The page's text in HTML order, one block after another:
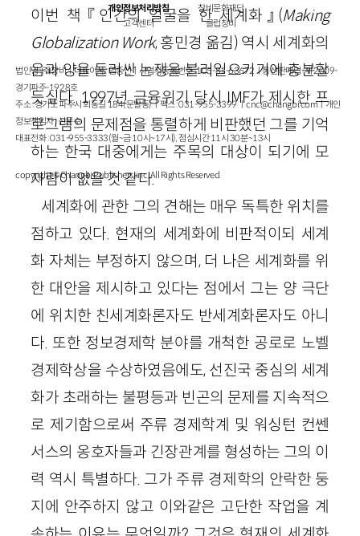
이번 책 『인간의 얼굴을 한 세계화』(Making
Globalization Work, 홍민경 옮김) 역시 세계화의
음과 양을 둘러싼 논쟁을 불러일으키기에 충분할
듯싶다. 1997년 금융위기 당시 IMF가 제시한 프
로그램의 문제점을 통렬하게 비판했던 그를 기억
하는 한국 대중에게는 주목의 대상이 되기에 모
자람이 없을 것 같다.
세계화에 관한 그의 견해는 매우 독특한 위치를
점하고 있다. 현재의 세계화에 비판적이되 세계
화 자체는 부정하지 않으며, 더 나은 세계화를 위
한 대안을 제시하고 있다는 점에서 그는 양 극단
에 위치한 친세계화론자도 반세계화론자도 아니
다. 또한 정보경제학 분야를 개척한 공로로 노벨
경제학상을 수상하였음에도, 선진국 중심의 세계
화가 초래하는 불평등과 빈곤의 문제를 지속적으
로 제기함으로써 주류 경제학계 및 워싱턴 컨쎈
서스의 옹호자들과 긴장관계를 형성하는 그의 이
력 역시 특별하다. 그가 주류 경제학의 안락한 둥
지에 안주하지 않고 이와같은 고단한 작업을 계
개인정보처리방침
고객센터
창비문화재단
클럽창비
법인명 : ㈜창비ㅣ대표이사 : 염종선ㅣ사업자등록번호 : 105-81-63672ㅣ통신판매업 : 제 2009-
경기파주-1928호
주소 : 경기도 파주시 회동길 184(문발동)ㅣ팩스 : 031-955-3399 ㅣcnc@changbi.comㅣ개인
정보책임자 : 신문수
대표전화 : 031-955-3333(월~금 10시~17시), 점심시간 11시 30분~13시
copyright © Changbi Publishers, inc. All Rights Reserved.